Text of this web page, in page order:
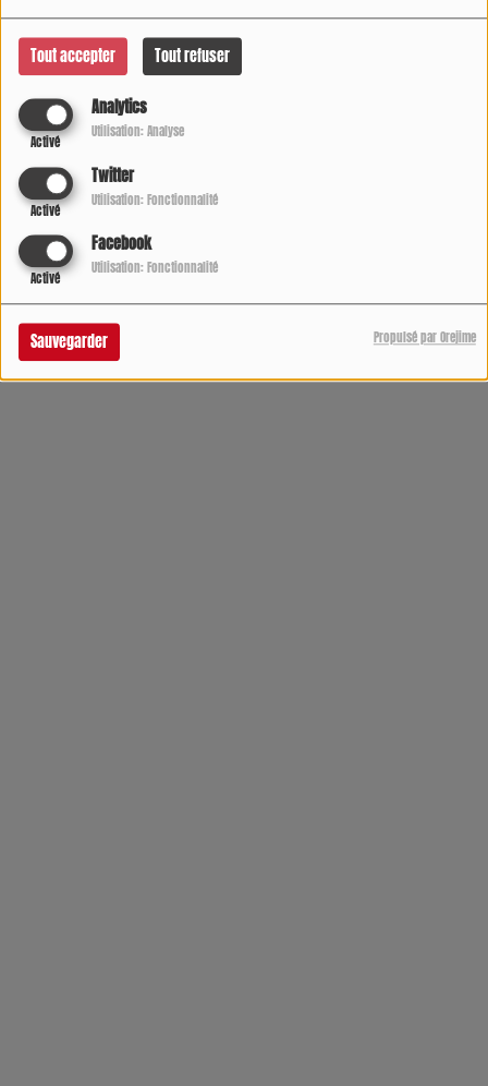
Tout accepter Tout refuser
Analytics
Activé
Utilisation: Analyse
Twitter
Activé
Utilisation: Fonctionnalité
Facebook
Activé
Utilisation: Fonctionnalité
Sauvegarder Propulsé par Orejime